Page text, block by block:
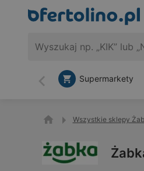
Wstecz
Supermarkety
Wszystkie sklepy